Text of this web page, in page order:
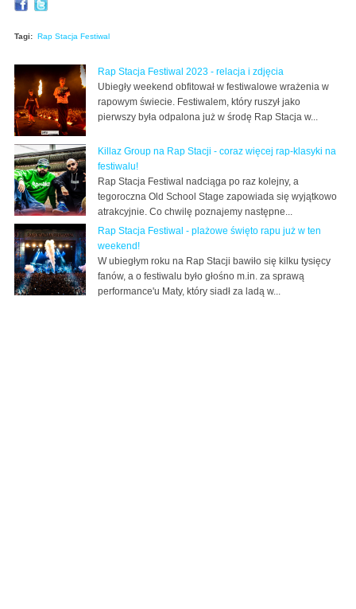
Tagi: Rap Stacja Festiwal
Rap Stacja Festiwal 2023 - relacja i zdjęcia
Ubiegły weekend obfitował w festiwalowe wrażenia w
rapowym świecie. Festiwalem, który ruszył jako
pierwszy była odpalona już w środę Rap Stacja w...
Killaz Group na Rap Stacji - coraz więcej rap-klasyki na
festiwalu!
Rap Stacja Festiwal nadciąga po raz kolejny, a
tegoroczna Old School Stage zapowiada się wyjątkowo
atrakcyjnie. Co chwilę poznajemy następne...
Rap Stacja Festiwal - plażowe święto rapu już w ten
weekend!
W ubiegłym roku na Rap Stacji bawiło się kilku tysięcy
fanów, a o festiwalu było głośno m.in. za sprawą
performance'u Maty, który siadł za ladą w...